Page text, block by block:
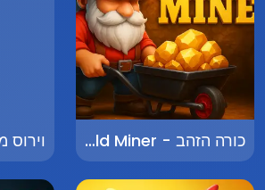
כורה הזהב - Gold Miner